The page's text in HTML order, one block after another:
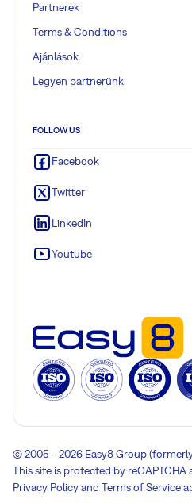
Partnerek
Terms & Conditions
Ajánlások
Legyen partnerünk
FOLLOW US
Facebook
Twitter
LinkedIn
Youtube
© 2005 - 2026 Easy8 Group
This site is protected by reCAPTCHA
Privacy Policyand Terms of Service